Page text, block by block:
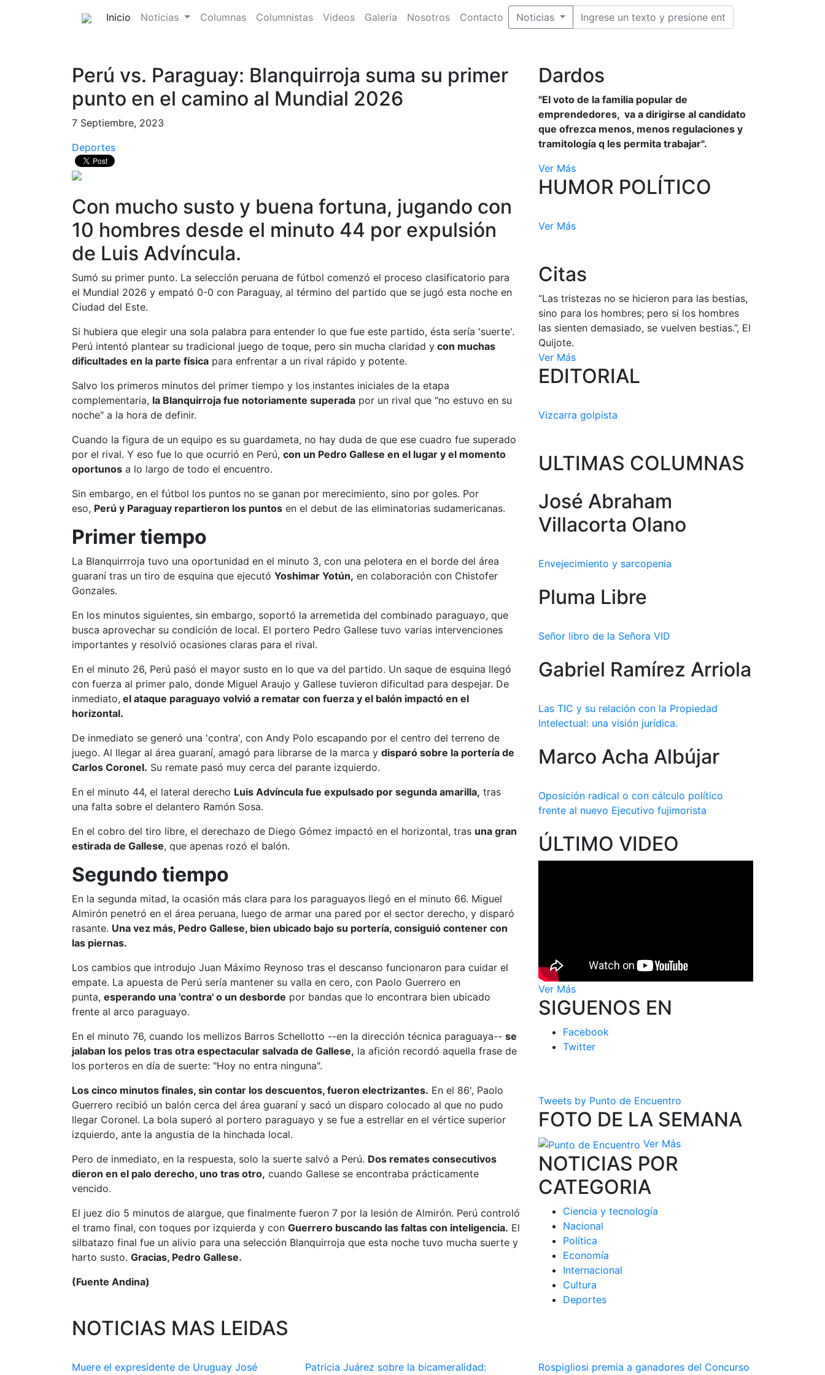
Inicio (current)
Noticias Columnas Columnistas Videos Galeria Nosotros Contacto Noticias
Perú vs. Paraguay: Blanquirroja suma su primer
punto en el camino al Mundial 2026
7 Septiembre, 2023
Deportes
Con mucho susto y buena fortuna, jugando con
10 hombres desde el minuto 44 por expulsión
de Luis Advíncula.
Sumó su primer punto. La selección peruana de fútbol comenzó el proceso clasificatorio para
el Mundial 2026 y empató 0-0 con Paraguay, al término del partido que se jugó esta noche en
Ciudad del Este.
Si hubiera que elegir una sola palabra para entender lo que fue este partido, ésta sería 'suerte'.
Perú intentó plantear su tradicional juego de toque, pero sin mucha claridad y con muchas
dificultades en la parte física para enfrentar a un rival rápido y potente.
Salvo los primeros minutos del primer tiempo y los instantes iniciales de la etapa
complementaria, la Blanquirroja fue notoriamente superada por un rival que "no estuvo en su
noche" a la hora de definir.
Cuando la figura de un equipo es su guardameta, no hay duda de que ese cuadro fue superado
por el rival. Y eso fue lo que ocurrió en Perú, con un Pedro Gallese en el lugar y el momento
oportunos a lo largo de todo el encuentro.
Sin embargo, en el fútbol los puntos no se ganan por merecimiento, sino por goles. Por
eso, Perú y Paraguay repartieron los puntos en el debut de las eliminatorias sudamericanas.
Primer tiempo
La Blanquirrroja tuvo una oportunidad en el minuto 3, con una pelotera en el borde del área
guaraní tras un tiro de esquina que ejecutó Yoshimar Yotún, en colaboración con Chistofer
Gonzales.
En los minutos siguientes, sin embargo, soportó la arremetida del combinado paraguayo, que
busca aprovechar su condición de local. El portero Pedro Gallese tuvo varias intervenciones
importantes y resolvió ocasiones claras para el rival.
En el minuto 26, Perú pasó el mayor susto en lo que va del partido. Un saque de esquina llegó
con fuerza al primer palo, donde Miguel Araujo y Gallese tuvieron dificultad para despejar. De
inmediato, el ataque paraguayo volvió a rematar con fuerza y el balón impactó en el
horizontal.
De inmediato se generó una 'contra', con Andy Polo escapando por el centro del terreno de
juego. Al llegar al área guaraní, amagó para librarse de la marca y disparó sobre la portería de
Carlos Coronel. Su remate pasó muy cerca del parante izquierdo.
En el minuto 44, el lateral derecho Luis Advíncula fue expulsado por segunda amarilla, tras
una falta sobre el delantero Ramón Sosa.
En el cobro del tiro libre, el derechazo de Diego Gómez impactó en el horizontal, tras una gran
estirada de Gallese, que apenas rozó el balón.
Segundo tiempo
En la segunda mitad, la ocasión más clara para los paraguayos llegó en el minuto 66. Miguel
Almirón penetró en el área peruana, luego de armar una pared por el sector derecho, y disparó
rasante. Una vez más, Pedro Gallese, bien ubicado bajo su portería, consiguió contener con
las piernas.
Los cambios que introdujo Juan Máximo Reynoso tras el descanso funcionaron para cuidar el
empate. La apuesta de Perú sería mantener su valla en cero, con Paolo Guerrero en
punta, esperando una 'contra' o un desborde por bandas que lo encontrara bien ubicado
frente al arco paraguayo.
En el minuto 76, cuando los mellizos Barros Schellotto --en la dirección técnica paraguaya-- se
jalaban los pelos tras otra espectacular salvada de Gallese, la afición recordó aquella frase de
los porteros en día de suerte: "Hoy no entra ninguna".
Los cinco minutos finales, sin contar los descuentos, fueron electrizantes. En el 86', Paolo
Guerrero recibió un balón cerca del área guaraní y sacó un disparo colocado al que no pudo
llegar Coronel. La bola superó al portero paraguayo y se fue a estrellar en el vértice superior
izquierdo, ante la angustia de la hinchada local.
Pero de inmediato, en la respuesta, solo la suerte salvó a Perú. Dos remates consecutivos
dieron en el palo derecho, uno tras otro, cuando Gallese se encontraba prácticamente
vencido.
El juez dio 5 minutos de alargue, que finalmente fueron 7 por la lesión de Almirón. Perú controló
el tramo final, con toques por izquierda y con Guerrero buscando las faltas con inteligencia. El
silbatazo final fue un alivio para una selección Blanquirroja que esta noche tuvo mucha suerte y
harto susto. Gracias, Pedro Gallese.
(Fuente Andina)
Dardos
"El voto de la familia popular de
emprendedores, va a dirigirse al candidato
que ofrezca menos, menos regulaciones y
tramitología q les permita trabajar".
Ver Más
HUMOR POLÍTICO
Ver Más
Citas
“Las tristezas no se hicieron para las bestias,
sino para los hombres; pero si los hombres
las sienten demasiado, se vuelven bestias.”, El
Quijote.
Ver Más
EDITORIAL
Vizcarra golpista
ULTIMAS COLUMNAS
José Abraham
Villacorta Olano
Envejecimiento y sarcopenia
Pluma Libre
Señor libro de la Señora VID
Gabriel Ramírez Arriola
Las TIC y su relación con la Propiedad
Intelectual: una visión jurídica.
Marco Acha Albújar
Oposición radical o con cálculo político
frente al nuevo Ejecutivo fujimorista
ÚLTIMO VIDEO
Ver Más
SIGUENOS EN
Facebook
Twitter
Tweets by Punto de Encuentro
FOTO DE LA SEMANA
Ver Más
NOTICIAS POR
CATEGORIA
Ciencia y tecnología
Nacional
Política
Economía
Internacional
Cultura
Deportes
NOTICIAS MAS LEIDAS
Muere el expresidente de Uruguay José Patricia Juárez sobre la bicameralidad: Rospigliosi premia a ganadores del Concurso